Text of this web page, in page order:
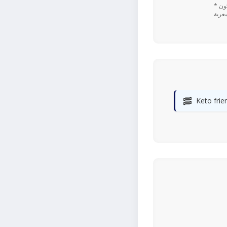
* تعتمد القيم اليومية المستندة إلى نسبة ٪ على نظام غذائي يحتوي على 2,000 سعرة حرارية. قد تكون
🥓 Keto